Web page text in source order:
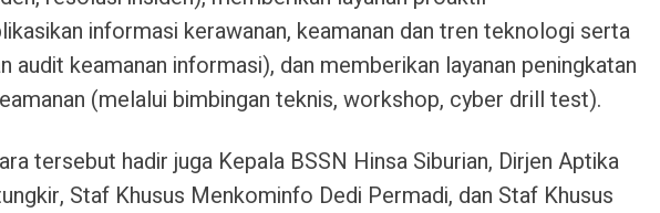
informasi kerawanan, keamanan dan tren teknologi serta
audit keamanan informasi), dan memberikan layanan peningkatan
(melalui bimbingan teknis, workshop, cyber drill test).
tersebut hadir juga Kepala BSSN Hinsa Siburian, Dirjen Aptika
Staf Khusus Menkominfo Dedi Permadi, dan Staf Khusus